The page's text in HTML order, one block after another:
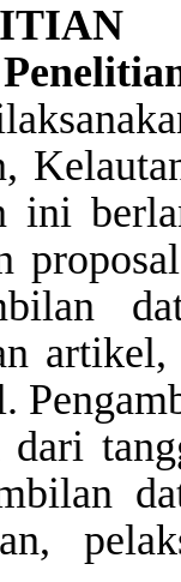
ini
artikel,